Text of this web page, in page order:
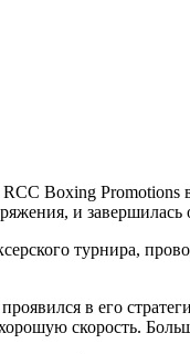
Boxing
и
турнира,
в его
скорость.